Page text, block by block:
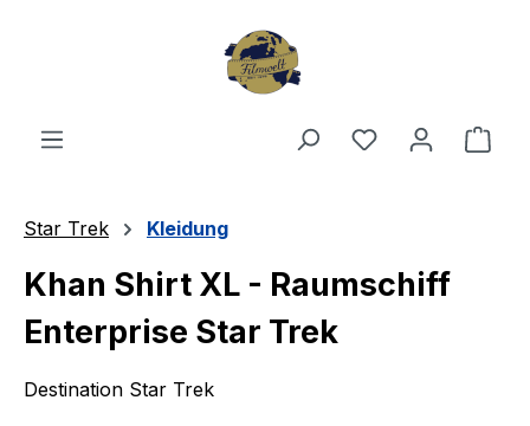
Du hast 0
Star Trek Kleidung
Khan Shirt XL - Raumschiff
Enterprise Star Trek
Destination Star Trek